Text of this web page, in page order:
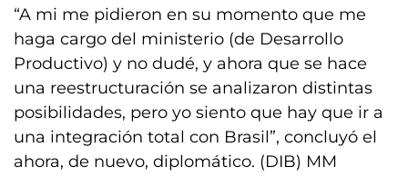
“A mi me pidieron en su momento que me
haga cargo del ministerio (de Desarrollo
Productivo) y no dudé, y ahora que se hace
una reestructuración se analizaron distintas
posibilidades, pero yo siento que hay que ir a
una integración total con Brasil”, concluyó el
ahora, de nuevo, diplomático. (DIB) MM